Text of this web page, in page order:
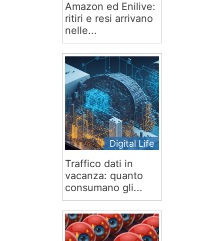
Amazon ed Enilive:
ritiri e resi arrivano
nelle...
Digital Life
Traffico dati in
vacanza: quanto
consumano gli...